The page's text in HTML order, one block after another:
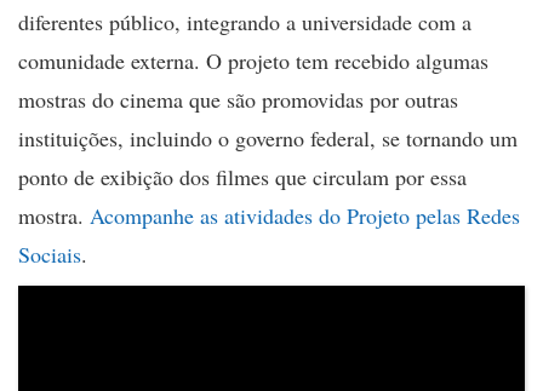
diferentes público, integrando a universidade com a
comunidade externa. O projeto tem recebido algumas
mostras do cinema que são promovidas por outras
instituições, incluindo o governo federal, se tornando um
ponto de exibição dos filmes que circulam por essa
mostra. Acompanhe as atividades do Projeto pelas Redes
Sociais.